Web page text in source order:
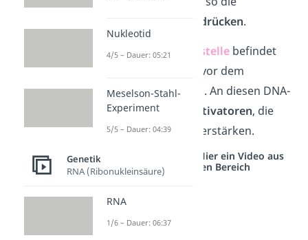
unterdrücken.
Auch dieCAP-Bindestelle befindet
sich im DNA-Strang vor dem
eigentlichen Operon. An diesen DNA-
Abschnitt binden
Aktivatoren, die
eine Transkription verstärken.
Studyflix vernetzt: Hier ein Video aus
einem anderen Bereich
Nukleotid
4/5 – Dauer: 05:21
Meselson-Stahl-
Experiment
5/5 – Dauer: 04:39
Genetik
RNA (Ribonukleinsäure)
RNA
1/6 – Dauer: 06:37